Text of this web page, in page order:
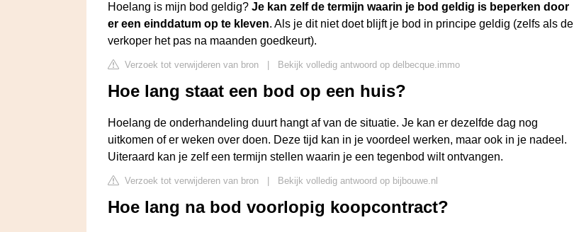
Hoelang is mijn bod geldig? Je kan zelf de termijn waarin je bod geldig is beperken door
er een einddatum op te kleven. Als je dit niet doet blijft je bod in principe geldig (zelfs als de
verkoper het pas na maanden goedkeurt).
Verzoek tot verwijderen van bron Bekijk volledig antwoord op delbecque.immo
Hoe lang staat een bod op een huis?
Hoelang de onderhandeling duurt hangt af van de situatie. Je kan er dezelfde dag nog
uitkomen of er weken over doen. Deze tijd kan in je voordeel werken, maar ook in je nadeel.
Uiteraard kan je zelf een termijn stellen waarin je een tegenbod wilt ontvangen.
Verzoek tot verwijderen van bron Bekijk volledig antwoord op bijbouwe.nl
Hoe lang na bod voorlopig koopcontract?